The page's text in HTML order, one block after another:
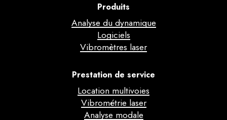
Produits
Analyse du dynamique
Logiciels
Vibromètres laser
Prestation de service
Location multivoies
Vibrométrie laser
Analyse modale